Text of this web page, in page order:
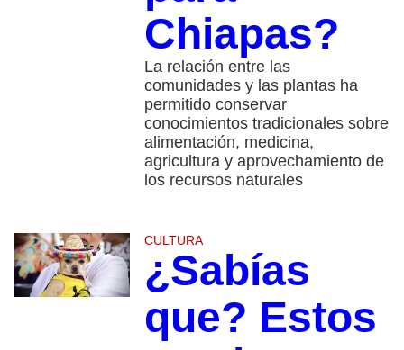
Chiapas?
La relación entre las
comunidades y las plantas ha
permitido conservar
conocimientos tradicionales sobre
alimentación, medicina,
agricultura y aprovechamiento de
los recursos naturales
CULTURA
¿Sabías
que? Estos